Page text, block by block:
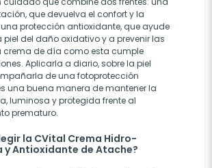
que devuelva el confort y la
protección antioxidante, que ayude
piel del daño oxidativo y a prevenir las
crema de día como esta cumple
Aplicarla a diario, sobre la piel
de una fotoprotección
una buena manera de mantener la
luminosa y protegida frente al
prematuro.
la CVital Crema Hidro-
Antioxidante de Atache?